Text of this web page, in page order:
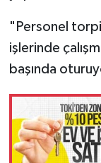
"Personel
işlerinde
başında